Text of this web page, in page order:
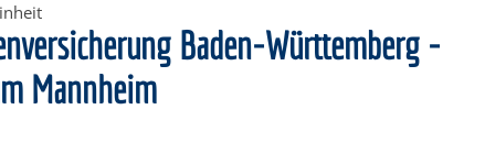
Baden-Württemberg -
Mannheim